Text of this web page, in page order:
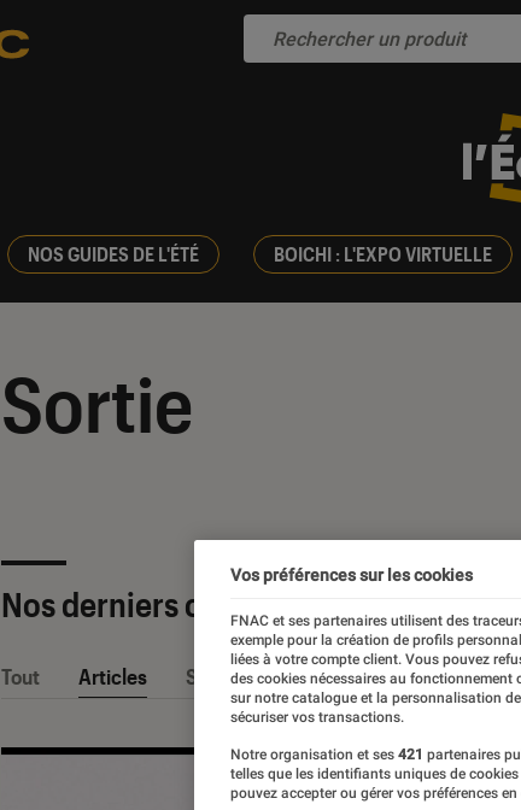
NOS GUIDES DE L'ÉTÉ BOICHI : L'EXPO VIRTUELLE
Sortie
Nos derniers contenus
Tout Articles Sélections et guides Tests
Vos préférences sur les cookies
FNAC et ses partenaires utilisent des
exemple pour la création de profils
liées à votre compte client. Vous pouvez
des cookies nécessaires au
sur notre catalogue et la personnalisation
sécuriser vos transactions.
Notre organisation et ses 421 partenaires
telles que les identifiants uniques de
pouvez accepter ou gérer vos préférences